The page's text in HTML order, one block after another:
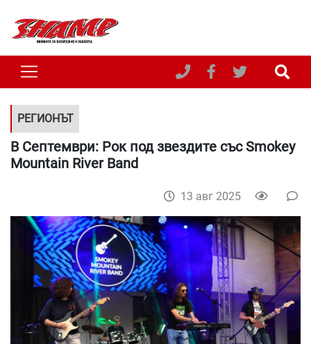
РЕГИОНЪТ
В Септември: Рок под звездите със Smokey
Mountain River Band
13 авг 2025